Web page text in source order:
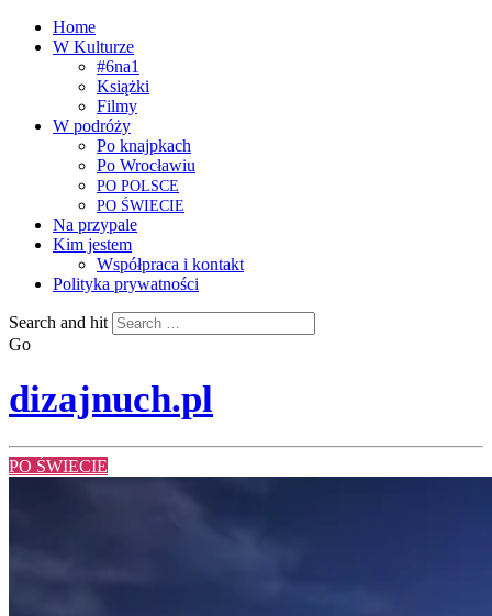
Home
W Kulturze
#6na1
Książki
Filmy
W podróży
Po knajpkach
Po Wrocławiu
PO POLSCE
PO ŚWIECIE
Na przypale
Kim jestem
Współpraca i kontakt
Polityka prywatności
Search and hit
Go
dizajnuch.pl
PO ŚWIECIE